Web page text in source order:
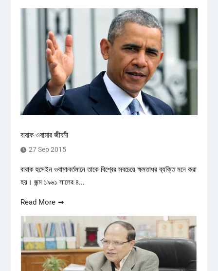
বারাক ওবামার জীবনী
27 Sep 2015
বারাক হুসেইন ওবামা৷বর্তমানে তাকে বিশ্বের সবচেয়ে ক্ষমতাধর ব্যক্তি মনে করা
হয়। জন্ম ১৯৬১ সালের ৪...
Read More